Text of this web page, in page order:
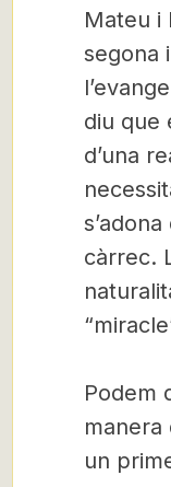
Mateu i
segona
diu que
d’una
càrrec.
Podem
manera
un